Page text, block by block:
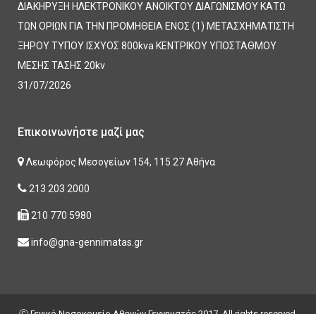
ΔΙΑΚΗΡΥΞΗ ΗΛΕΚΤΡΟΝΙΚΟΥ ΑΝΟΙΚΤΟΥ ΔΙΑΓΩΝΙΣΜΟΥ ΚΑΤΩ
ΤΩΝ ΟΡΙΩΝ ΓΙΑ ΤΗΝ ΠΡΟΜΗΘΕΙΑ ΕΝΟΣ (1) ΜΕΤΑΣΧΗΜΑΤΙΣΤΗ
ΞΗΡΟΥ ΤΥΠΟΥ ΙΣΧΥΟΣ 800kva ΚΕΝΤΡΙΚΟΥ ΥΠΟΣΤΑΘΜΟΥ
ΜΕΣΗΣ ΤΑΣΗΣ 20kv
31/07/2026
Επικοινωνήστε μαζί μας
Λεωφόρος Μεσογείων 154, 115 27 Αθήνα
213 203 2000
210 770 5980
info@gna-gennimatas.gr